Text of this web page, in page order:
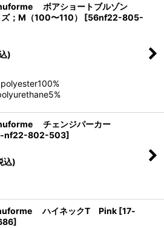
ボアショートブルゾン
；M（100〜110）
[56nf22-805-
)
チェンジパーカー
nf22-802-503]
込)
ハイネックT Pink [17-
]